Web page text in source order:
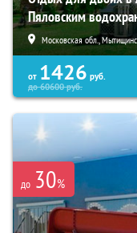
Пяловским
Московская обл.,
от 1426 руб.
до60600руб.
до 30%